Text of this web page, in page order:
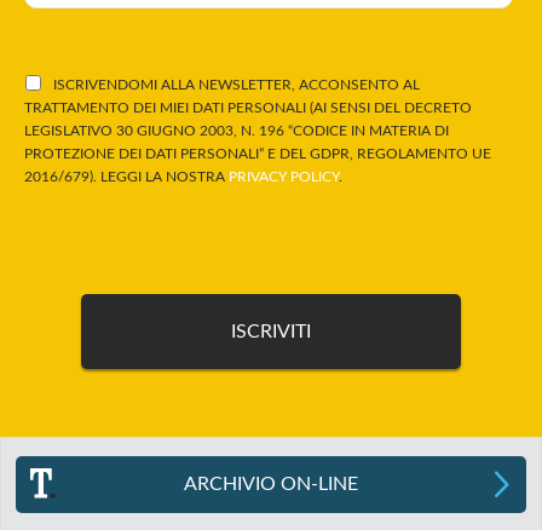
ISCRIVENDOMI ALLA NEWSLETTER, ACCONSENTO AL
TRATTAMENTO DEI MIEI DATI PERSONALI (AI SENSI DEL DECRETO
LEGISLATIVO 30 GIUGNO 2003, N. 196 “CODICE IN MATERIA DI
PROTEZIONE DEI DATI PERSONALI” E DEL GDPR, REGOLAMENTO UE
2016/679). LEGGI LA NOSTRA PRIVACY POLICY.
ARCHIVIO ON-LINE